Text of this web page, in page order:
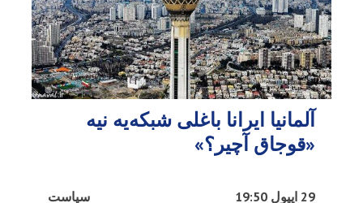
آلمانیا ایرانا باغلی شبکه‌یه نیه
«قوجاق آچیر؟»
سیاست 29 اییول 19:50